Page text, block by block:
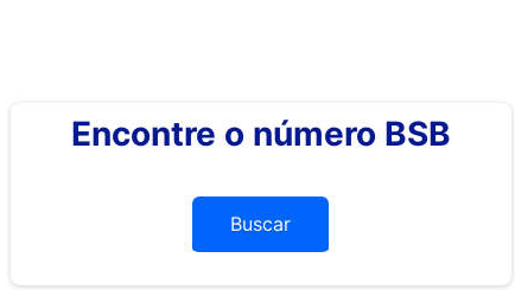
Encontre o número BSB
Buscar